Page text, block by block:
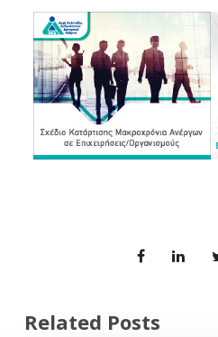
Related Posts